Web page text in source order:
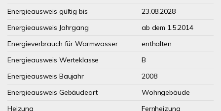
Energieausweis gültig bis
23.08.2028
Energieausweis Jahrgang
ab dem 1.5.2014
Energieverbrauch für Warmwasser
enthalten
Energieausweis Werteklasse
B
Energieausweis Baujahr
2008
Energieausweis Gebäudeart
Wohngebäude
Heizung
Fernheizung